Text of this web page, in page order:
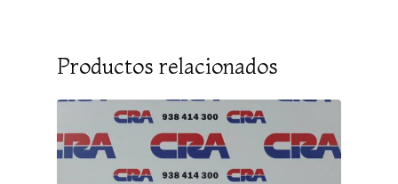
Productos relacionados